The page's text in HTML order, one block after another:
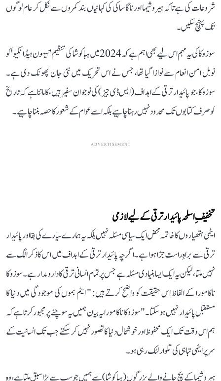
شروعات کی ہے تاکہ ہیروشیما اور ناگاساکی کی کہانیاں بند کمروں سے نکل کر عام لوگوں
تک پہنچ سکیں۔
سوزوکا کی یہ مہم اس لیے بھی اہم ہے کہ 2024 میں ہباکوشا کی تنظیم 'نیہون ہیڈانکیو' کو
نوبل امن انعام سے نوازا گیا تھا، جس نے اس تحریک میں نئی جان پھونک دی ہے۔
سوزوکا، جو پائیدار ترقی کے اہداف (ایس ڈی جیز) کی نوجوان سفیر ہیں، کا ماننا ہے کہ تاریخ
کو صرف کتابوں تک محدود نہیں رہنا چاہیے بلکہ اسے عوام کے شعور کا حصہ بننا چاہیے۔
ADVERTISEMENT
تخفیفِ اسلحہ پائیدار ترقی کے لیے لازمی
ایٹمی ہتھیاروں کا خاتمہ محض ایک سیاسی مسئلہ نہیں بلکہ یہ ہمارے سیارے کی بقا اور پائیدار
ترقی سے براہِ راست جڑا ہوا ہے۔ اگرچہ پائیدار ترقی کے اہداف میں اس کا ذکر الگ سے
نہیں ملتا، لیکن یہ ایک ایسا بنیادی مسئلہ ہے جس پر تمام انسانی ترقی کا دارومدار ہے۔ سوزوکا
ناکامورا کے الفاظ اس حقیقت کو واضح کرتے ہیں: " ایٹم بموں کی موجودگی میں دنیا کا
مستقبل پائیدار نہیں ہو سکتا۔"سوزوکا ناکامورا یہ بیان ہمیں یہ سوچنے پر مجبور کرتا ہے کہ
ہم اس وقت تک ایک محفوظ اور خوشحال دنیا کا تصور نہیں کر سکتے جب تک انسانیت کے
سر پر ایٹمی تباہی کی تلوار لٹک رہی ہو۔
ہیروشیما کے بچ جانے والے بزرگوں (ہباکوشا) سے ہمیں جو سب سے بڑا سبق ملتا ہے، وہ